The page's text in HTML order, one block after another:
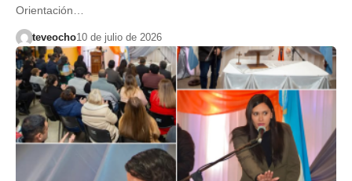
Orientación…
teveocho10 de julio de 2026